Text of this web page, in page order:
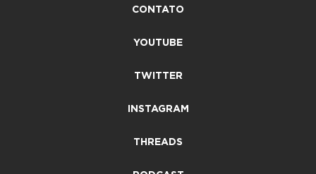
CONTATO
YOUTUBE
TWITTER
INSTAGRAM
THREADS